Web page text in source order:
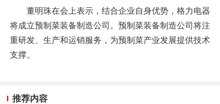
董明珠在会上表示，结合企业自身优势，格力电器
将成立预制菜装备制造公司。预制菜装备制造公司将注
重研发、生产和运销服务，为预制菜产业发展提供技术
支撑。
推荐内容